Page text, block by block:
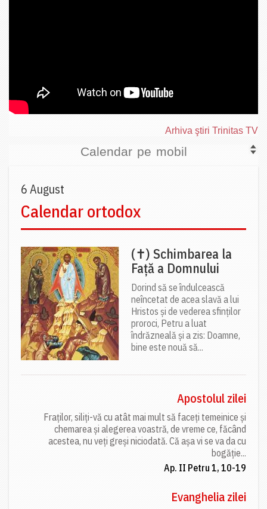
Arhiva ştiri Trinitas TV
Calendar pe mobil
6 August
Calendar ortodox
(✝) Schimbarea la
Față a Domnului
Dorind să se îndulcească
neîncetat de acea slavă a lui
Hristos și de vederea sfinților
proroci, Petru a luat
îndrăzneală și a zis: Doamne,
bine este nouă să...
Apostolul zilei
Fraților, siliți-vă cu atât mai mult să faceți temeinice și
chemarea și alegerea voastră, de vreme ce, făcând
acestea, nu veți greși niciodată. Că așa vi se va da cu
bogăție...
Ap. II Petru 1, 10-19
Evanghelia zilei